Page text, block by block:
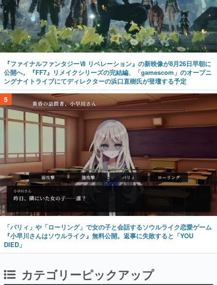
『ファイナルファンタジーⅦ リベレーション』の新映像が8月26日早朝に
公開へ。『FF7』リメイクシリーズの完結編、「gamescom」のオープニ
ングナイトライブにてディレクターの浜口直樹氏が登壇する予定
5
「パリィ」や「ローリング」で女の子と会話するソウルライク恋愛ゲーム
『小早川さんはソウルライク』無料公開。返事に失敗すると「YOU
DIED」
カテゴリーピックアップ